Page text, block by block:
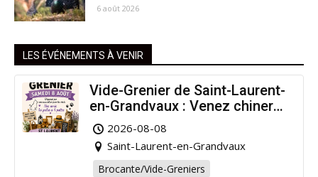
6 août 2026
LES ÉVÉNEMENTS À VENIR
Vide-Grenier de Saint-Laurent-
en-Grandvaux : Venez chiner
pour la bonne cause !
2026-08-08
Saint-Laurent-en-Grandvaux
Brocante/Vide-Greniers